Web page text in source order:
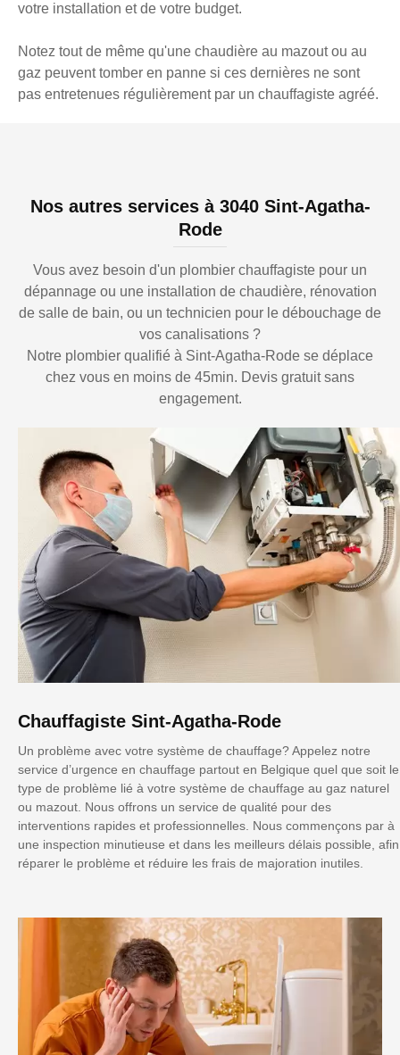
votre installation et de votre budget.
Notez tout de même qu'une chaudière au mazout ou au
gaz peuvent tomber en panne si ces dernières ne sont
pas entretenues régulièrement par un chauffagiste agréé.
Nos autres services à 3040 Sint-Agatha-
Rode
Vous avez besoin d'un plombier chauffagiste pour un
dépannage ou une installation de chaudière, rénovation
de salle de bain, ou un technicien pour le débouchage de
vos canalisations ?
Notre plombier qualifié à Sint-Agatha-Rode se déplace
chez vous en moins de 45min. Devis gratuit sans
engagement.
Chauffagiste Sint-Agatha-Rode
Un problème avec votre système de chauffage? Appelez notre
service d’urgence en chauffage partout en Belgique quel que soit le
type de problème lié à votre système de chauffage au gaz naturel
ou mazout. Nous offrons un service de qualité pour des
interventions rapides et professionnelles. Nous commençons par à
une inspection minutieuse et dans les meilleurs délais possible, afin
réparer le problème et réduire les frais de majoration inutiles.